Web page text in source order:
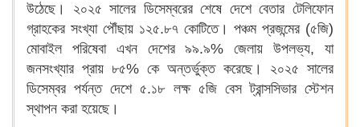
উঠেছে। ২০২৫ সালের ডিসেম্বরের শেষে দেশে বেতার টেলিফোন
গ্রাহকের সংখ্যা পৌঁছায় ১২৫.৮৭ কোটিতে। পঞ্চম প্রজন্মের (৫জি)
মোবাইল পরিষেবা এখন দেশের ৯৯.৯% জেলায় উপলভ্য, যা
জনসংখ্যার প্রায় ৮৫% কে অন্তর্ভুক্ত করেছে। ২০২৫ সালের
ডিসেম্বর পর্যন্ত দেশে ৫.১৮ লক্ষ ৫জি বেস ট্রান্সসিভার স্টেশন
স্থাপন করা হয়েছে।